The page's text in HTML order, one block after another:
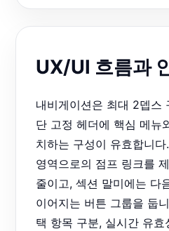
UX/UI 흐름과
내비게이션은 최대 2뎁스
단 고정 헤더에 핵심 메뉴
치하는 구성이 유효합니
영역으로의 점프 링크를
줄이고, 섹션 말미에는 다
이어지는 버튼 그룹을 둡
택 항목 구분, 실시간 유효